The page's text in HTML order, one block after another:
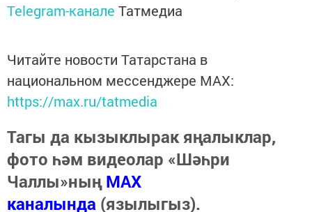
Telegram-канале Татмедиа
Читайте новости Татарстана в
национальном мессенджере MАХ:
https://max.ru/tatmedia
Тагы да кызыклырак яңалыклар,
фото һәм видеолар «Шәһри
Чаллы»ныңMAX
каналында (язылыгыз).